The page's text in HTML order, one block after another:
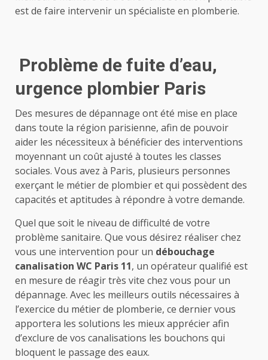
est de faire intervenir un spécialiste en plomberie.
Problème de fuite d’eau,
urgence plombier Paris
Des mesures de dépannage ont été mise en place
dans toute la région parisienne, afin de pouvoir
aider les nécessiteux à bénéficier des interventions
moyennant un coût ajusté à toutes les classes
sociales. Vous avez à Paris, plusieurs personnes
exerçant le métier de plombier et qui possèdent des
capacités et aptitudes à répondre à votre demande.
Quel que soit le niveau de difficulté de votre
problème sanitaire. Que vous désirez réaliser chez
vous une intervention pour un débouchage
canalisation WC Paris 11, un opérateur qualifié est
en mesure de réagir très vite chez vous pour un
dépannage. Avec les meilleurs outils nécessaires à
l’exercice du métier de plomberie, ce dernier vous
apportera les solutions les mieux apprécier afin
d’exclure de vos canalisations les bouchons qui
bloquent le passage des eaux.